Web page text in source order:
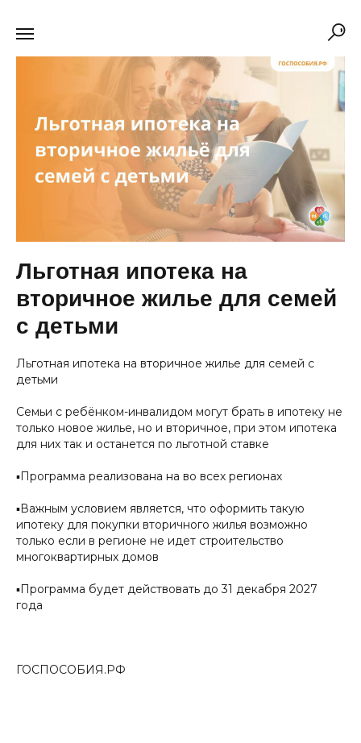
Льготная ипотека на
вторичное жилье для семей
с детьми
Льготная ипотека на вторичное жилье для семей с
детьми
Семьи с ребёнком-инвалидом могут брать в ипотеку не
только новое жилье, но и вторичное, при этом ипотека
для них так и останется по льготной ставке
▪️Программа реализована на во всех регионах
▪️Важным условием является, что оформить такую
ипотеку для покупки вторичного жилья возможно
только если в регионе не идет строительство
многоквартирных домов
▪️Программа будет действовать до 31 декабря 2027
года
ГОСПОСОБИЯ.РФ